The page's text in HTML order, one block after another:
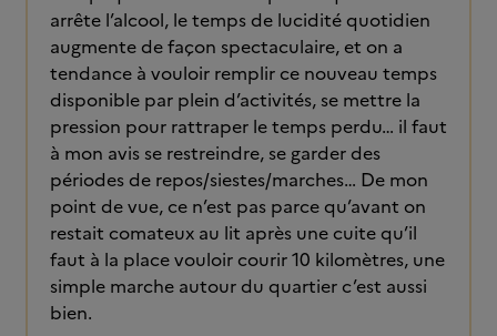
arrête l’alcool, le temps de lucidité quotidien
augmente de façon spectaculaire, et on a
tendance à vouloir remplir ce nouveau temps
disponible par plein d’activités, se mettre la
pression pour rattraper le temps perdu… il faut
à mon avis se restreindre, se garder des
périodes de repos/siestes/marches… De mon
point de vue, ce n’est pas parce qu’avant on
restait comateux au lit après une cuite qu’il
faut à la place vouloir courir 10 kilomètres, une
simple marche autour du quartier c’est aussi
bien.